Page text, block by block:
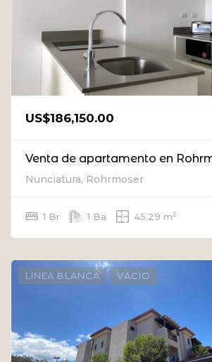
US$186,150.00
Nunciatura, Rohrmoser
1 Br 1 Ba 45.29 m2
LINEA BLANCA VACIO